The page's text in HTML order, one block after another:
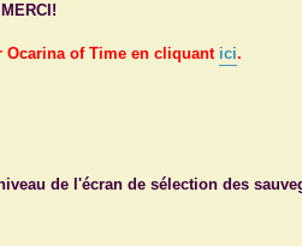
of Time en cliquant ici.
de l'écran de sélection des